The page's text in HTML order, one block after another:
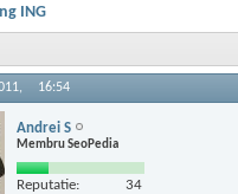
ING
16:54
Andrei S
Membru SeoPedia
Reputatie: 34